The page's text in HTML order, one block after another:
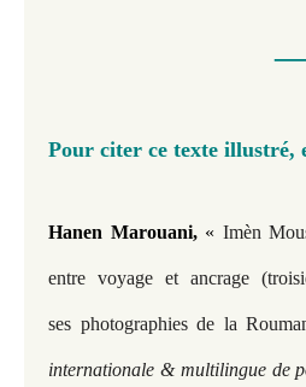
Pour citer ce texte illustré,
Hanen Marouani, « Imèn
entre voyage et ancrage
ses photographies de la
internationale & multilingue de